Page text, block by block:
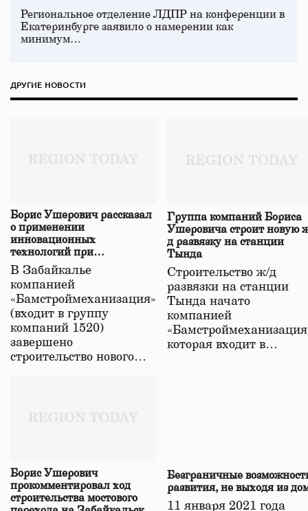
Региональное отделение ЛДПР на конференции в
Екатеринбурге заявило о намерении как
минимум…
ДРУГИЕ НОВОСТИ
Борис Ушерович рассказал
о применении
инновационных
технологий при
строительстве нового моста
в Забайкалье
В Забайкалье
компанией
«Бамстроймеханизация»
(входит в группу
компаний 1520)
завершено
строительство нового…
Группа компаний Бориса
Ушеровича строит новую
д развязку на станции
Тында
Строительство ж/д
развязки на станции
Тында начато
компанией
которая входит в…
Борис Ушерович
прокомментировал ход
строительства мостового
Безграничные
развития, не выходя из
11 января 2021 года